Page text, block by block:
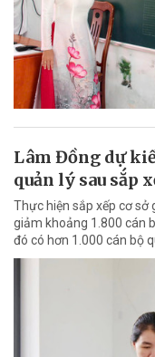
Lâm Đồng dự
quản lý sau sắp
Thực hiện sắp xếp cơ sở
giảm khoảng 1.800 cán
đó có hơn 1.000 cán bộ